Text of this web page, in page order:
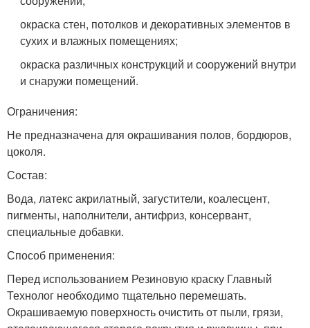
окраска стен, потолков и декоративных элементов в
сухих и влажных помещениях;
окраска различных конструкций и сооружений внутри
и снаружи помещений.
Ограничения:
Не предназначена для окрашивания полов, бордюров,
цоколя.
Состав:
Вода, латекс акрилатный, загустители, коалесцент,
пигменты, наполнители, антифриз, консервант,
специальные добавки.
Способ применения:
Перед использованием Резиновую краску Главный
Технолог необходимо тщательно перемешать.
Окрашиваемую поверхность очистить от пыли, грязи,